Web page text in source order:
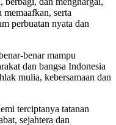
serta
perbuatan nyata dan
benar mampu
dan bangsa Indonesia
mulia, kebersamaan dan
terciptanya tatanan
sejahtera dan